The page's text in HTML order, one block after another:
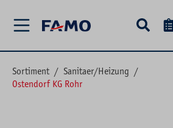
Sortiment / Sanitaer/Heizung /
Ostendorf KG Rohr